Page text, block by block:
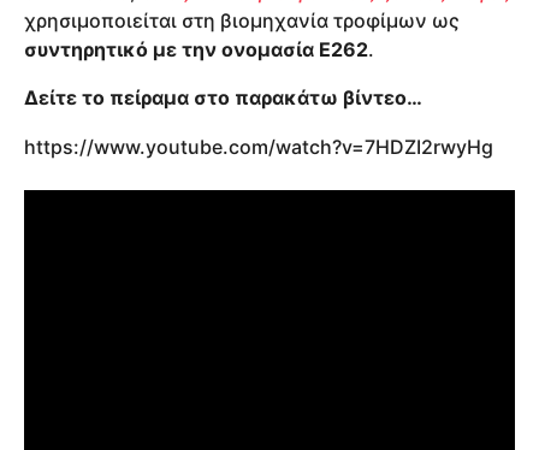
χρησιμοποιείται στη βιομηχανία τροφίμων ως
συντηρητικό με την ονομασία Ε262.
Δείτε το πείραμα στο παρακάτω βίντεο…
https://www.youtube.com/watch?v=7HDZI2rwyHg